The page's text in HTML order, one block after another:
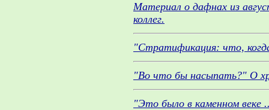
Материал о дафнах из
коллег.
"Стратификация: что,
"Во что бы насыпать?" О
"Это было в каменном веке